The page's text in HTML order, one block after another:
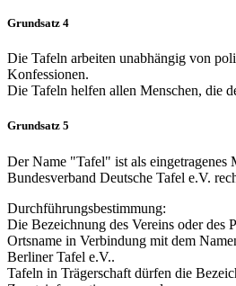
Grundsatz 4
Die Tafeln arbeiten unabhängig von
Konfessionen.
Die Tafeln helfen allen Menschen, die
Grundsatz 5
Der Name "Tafel" ist als eingetragenes
Bundesverband Deutsche Tafel e.V.
Durchführungsbestimmung:
Die Bezeichnung des Vereins oder des
Ortsname in Verbindung mit dem
Berliner Tafel e.V..
Tafeln in Trägerschaft dürfen die